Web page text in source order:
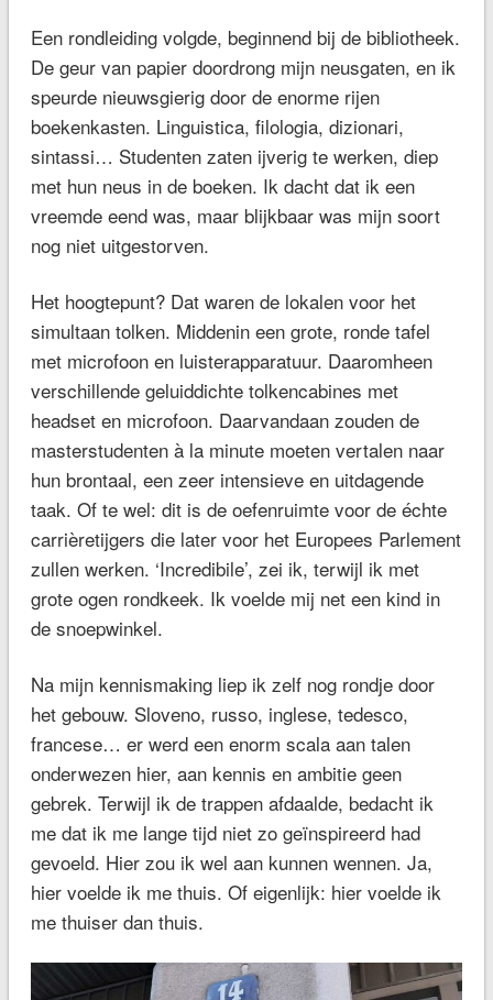
Een rondleiding volgde, beginnend bij de bibliotheek.
De geur van papier doordrong mijn neusgaten, en ik
speurde nieuwsgierig door de enorme rijen
boekenkasten. Linguistica, filologia, dizionari,
sintassi… Studenten zaten ijverig te werken, diep
met hun neus in de boeken. Ik dacht dat ik een
vreemde eend was, maar blijkbaar was mijn soort
nog niet uitgestorven.
Het hoogtepunt? Dat waren de lokalen voor het
simultaan tolken. Middenin een grote, ronde tafel
met microfoon en luisterapparatuur. Daaromheen
verschillende geluiddichte tolkencabines met
headset en microfoon. Daarvandaan zouden de
masterstudenten à la minute moeten vertalen naar
hun brontaal, een zeer intensieve en uitdagende
taak. Of te wel: dit is de oefenruimte voor de échte
carrièretijgers die later voor het Europees Parlement
zullen werken. ‘Incredibile’, zei ik, terwijl ik met
grote ogen rondkeek. Ik voelde mij net een kind in
de snoepwinkel.
Na mijn kennismaking liep ik zelf nog rondje door
het gebouw. Sloveno, russo, inglese, tedesco,
francese… er werd een enorm scala aan talen
onderwezen hier, aan kennis en ambitie geen
gebrek. Terwijl ik de trappen afdaalde, bedacht ik
me dat ik me lange tijd niet zo geïnspireerd had
gevoeld. Hier zou ik wel aan kunnen wennen. Ja,
hier voelde ik me thuis. Of eigenlijk: hier voelde ik
me thuiser dan thuis.